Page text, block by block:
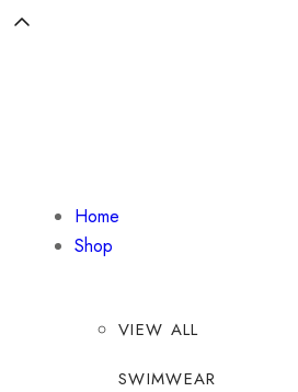
Home
Shop
VIEW ALL
SWIMWEAR